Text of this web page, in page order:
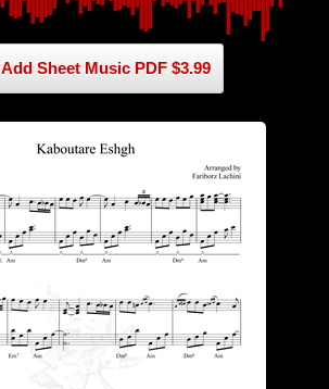
Add Sheet Music PDF $3.99